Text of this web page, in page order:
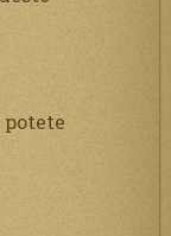
potete